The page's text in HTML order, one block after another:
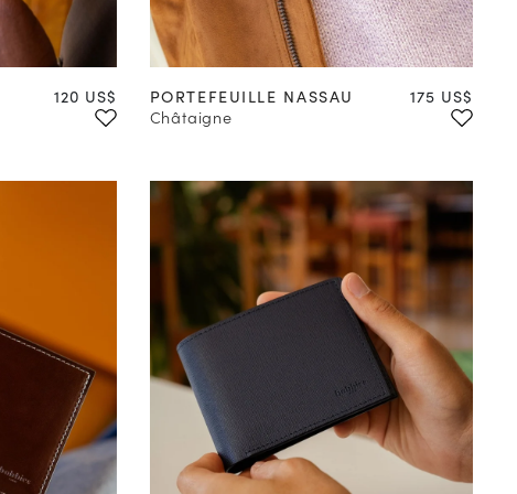
Prix
120 US$
PORTEFEUILLE NASSAU
Châtaigne
Prix
175 US$